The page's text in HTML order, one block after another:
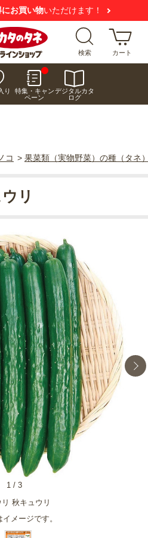
にお買い物いただけます！
検索 カート
り
特集・キャン
ペーン
デジタルカタ
ログ
コ > 果菜類（実物野菜）の種（タネ
秋キュウリ
メージです。
1 / 3
リ